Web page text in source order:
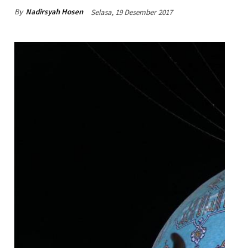
By Nadirsyah Hosen Selasa, 19 Desember 2017